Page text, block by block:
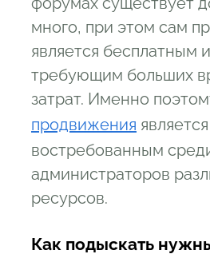
много, при этом сам
является бесплатным
требующим больших
затрат. Именно
продвижения является
востребованным
администраторов
ресурсов.
Как подыскать